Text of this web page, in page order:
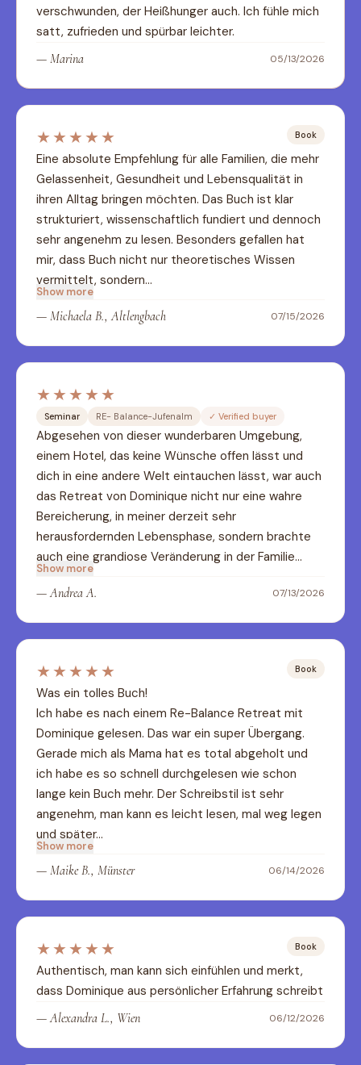
verschwunden, der Heißhunger auch. Ich fühle mich
satt, zufrieden und spürbar leichter.
— Marina 05/13/2026
★★★★★ Book
Eine absolute Empfehlung für alle Familien, die mehr
Gelassenheit, Gesundheit und Lebensqualität in
ihren Alltag bringen möchten. Das Buch ist klar
strukturiert, wissenschaftlich fundiert und dennoch
sehr angenehm zu lesen. Besonders gefallen hat
mir, dass Buch nicht nur theoretisches Wissen
vermittelt, sondern…
Show more
— Michaela B., Altlengbach 07/15/2026
★★★★★
Seminar RE- Balance-Jufenalm ✓ Verified buyer
Abgesehen von dieser wunderbaren Umgebung,
einem Hotel, das keine Wünsche offen lässt und
dich in eine andere Welt eintauchen lässt, war auch
das Retreat von Dominique nicht nur eine wahre
Bereicherung, in meiner derzeit sehr
herausfordernden Lebensphase, sondern brachte
auch eine grandiose Veränderung in der Familie…
Show more
—Andrea A. 07/13/2026
★★★★★ Book
Was ein tolles Buch!
Ich habe es nach einem Re-Balance Retreat mit
Dominique gelesen. Das war ein super Übergang.
Gerade mich als Mama hat es total abgeholt und
ich habe es so schnell durchgelesen wie schon
lange kein Buch mehr. Der Schreibstil ist sehr
angenehm, man kann es leicht lesen, mal weg legen
und später…
Show more
— Maike B., Münster 06/14/2026
★★★★★ Book
Authentisch, man kann sich einfühlen und merkt,
dass Dominique aus persönlicher Erfahrung schreibt
—Alexandra L., Wien 06/12/2026